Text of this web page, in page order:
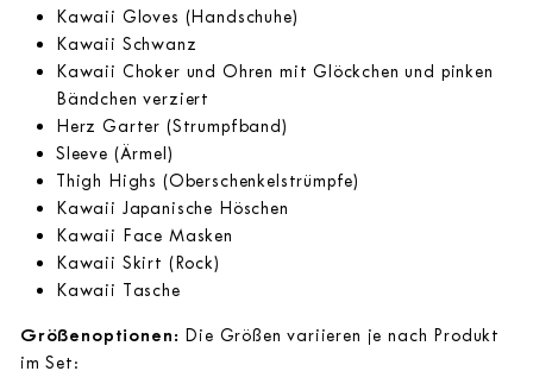
Kawaii Gloves (Handschuhe)
Kawaii Schwanz
Kawaii Choker und Ohren mit Glöckchen und pinken
Bändchen verziert
Herz Garter (Strumpfband)
Sleeve (Ärmel)
Thigh Highs (Oberschenkelstrümpfe)
Kawaii Japanische Höschen
Kawaii Face Masken
Kawaii Skirt (Rock)
Kawaii Tasche
Größenoptionen: Die Größen variieren je nach Produkt
im Set: